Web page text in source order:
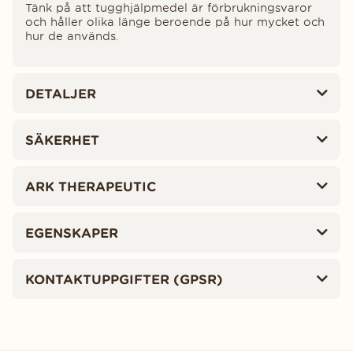
Tänk på att tugghjälpmedel är förbrukningsvaror
och håller olika länge beroende på hur mycket och
hur de används.
DETALJER
SÄKERHET
ARK THERAPEUTIC
EGENSKAPER
KONTAKTUPPGIFTER (GPSR)